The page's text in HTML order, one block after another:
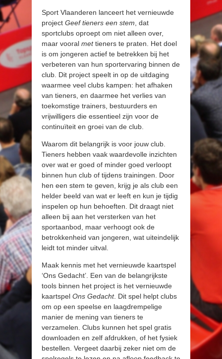
Sport Vlaanderen lanceert het vernieuwde
project Geef tieners een stem, dat
sportclubs oproept om niet alleen over,
maar vooral mettieners te praten. Het doel
is om jongeren actief te betrekken bij het
verbeteren van hun sportervaring binnen de
club. Dit project speelt in op de uitdaging
waarmee veel clubs kampen: het afhaken
van tieners, en daarmee het verlies van
toekomstige trainers, bestuurders en
vrijwilligers die essentieel zijn voor de
continuïteit en groei van de club.
Waarom dit belangrijk is voor jouw club.
Tieners hebben vaak waardevolle inzichten
over wat er goed of minder goed verloopt
binnen hun club of tijdens trainingen. Door
hen een stem te geven, krijg je als club een
helder beeld van wat er leeft en kun je tijdig
inspelen op hun behoeften. Dit draagt niet
alleen bij aan het versterken van het
sportaanbod, maar verhoogt ook de
betrokkenheid van jongeren, wat uiteindelijk
leidt tot minder uitval.
Maak kennis met het vernieuwde kaartspel
‘Ons Gedacht’. Een van de belangrijkste
tools binnen het project is het vernieuwde
kaartspel Ons Gedacht. Dit spel helpt clubs
om op een speelse en laagdrempelige
manier de mening van tieners te
verzamelen. Clubs kunnen het spel gratis
downloaden en zelf afdrukken, of het fysiek
bestellen. Vergeet daarbij zeker niet om de